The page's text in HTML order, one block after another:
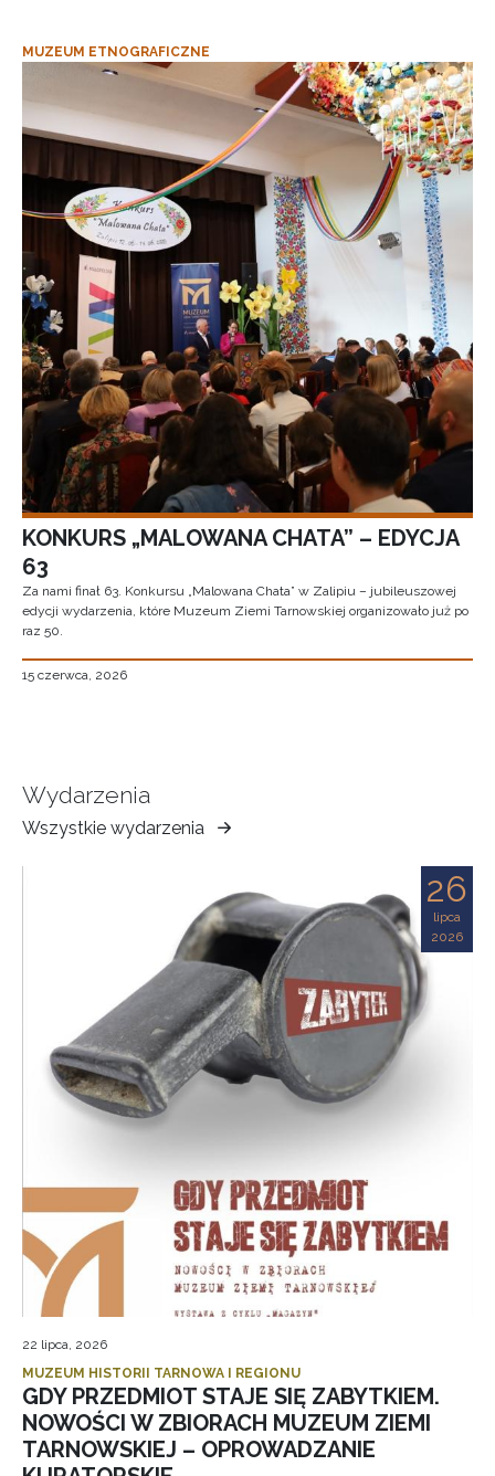
MUZEUM ETNOGRAFICZNE
KONKURS „MALOWANA CHATA” – EDYCJA
63
Za nami finał 63. Konkursu „Malowana Chata” w Zalipiu – jubileuszowej
edycji wydarzenia, które Muzeum Ziemi Tarnowskiej organizowało już po
raz 50.
15 czerwca, 2026
Wydarzenia
Wszystkie wydarzenia
Muzeum
Ziemi
26
lipca
2026
22 lipca, 2026
MUZEUM HISTORII TARNOWA I REGIONU
GDY PRZEDMIOT STAJE SIĘ ZABYTKIEM.
NOWOŚCI W ZBIORACH MUZEUM ZIEMI
TARNOWSKIEJ – OPROWADZANIE